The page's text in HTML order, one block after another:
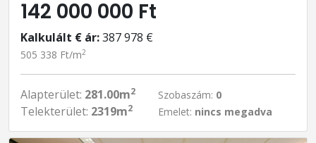
142 000 000 Ft
Kalkulált € ár:387 978 €
505 338 Ft/m2
Alapterület: 281.00m2
Telekterület: 2319m2
Szobaszám: 0
Emelet: nincs megadva